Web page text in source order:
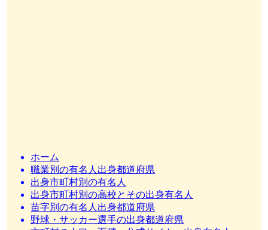
ホーム
職業別の有名人出身都道府県
出身市町村別の有名人
出身市町村別の高校とその出身有名人
苗字別の有名人出身都道府県
野球・サッカー選手の出身都道府県